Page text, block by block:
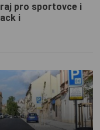
pro sportovce i
i